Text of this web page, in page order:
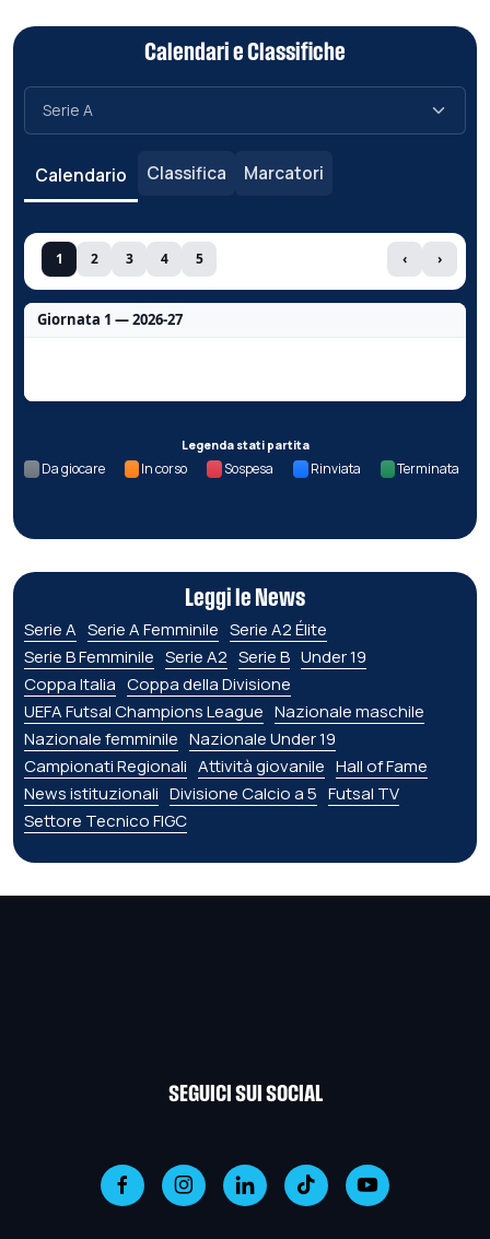
Calendari e Classifiche
Calendario Classifica Marcatori
1 2 3 4 5 ‹ ›
Giornata 1 — 2026-27
Legenda stati partita
Da giocare In corso Sospesa Rinviata Terminata
Leggi le News
Serie A Serie A Femminile Serie A2 Élite
Serie B Femminile Serie A2 Serie B Under 19
Coppa Italia Coppa della Divisione
UEFA Futsal Champions League Nazionale maschile
Nazionale femminile Nazionale Under 19
Campionati Regionali Attività giovanile Hall of Fame
News istituzionali Divisione Calcio a 5 Futsal TV
Settore Tecnico FIGC
SEGUICI SUI SOCIAL